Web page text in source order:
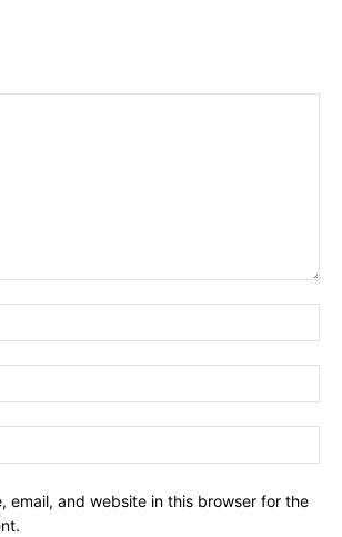
email, and website in this browser for the